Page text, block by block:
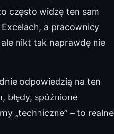
często widzę ten sam
a pracownicy
ale nikt tak naprawdę nie
odpowiedzią na ten
błędy, spóźnione
„techniczne” – to realne